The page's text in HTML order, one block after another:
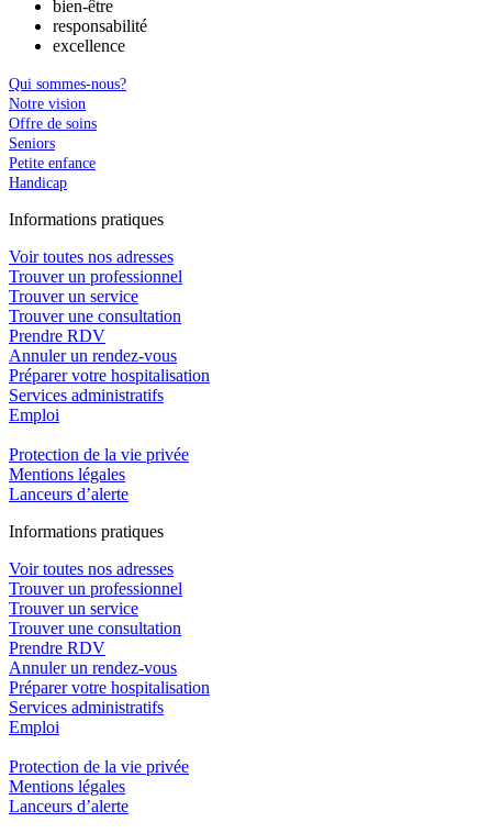
bien-être
responsabilité
excellence
Qui sommes-nous?
Notre vision
Offre de soins
Seniors
Petite enfance
Handicap
Informations pratiques
Voir toutes nos adresses
Trouver un professionnel
Trouver un service
Trouver une consultation
Prendre RDV
Annuler un rendez-vous
Préparer votre hospitalisation
Services administratifs
Emploi​
Protection de la vie privée
Mentions légales
Lanceurs d’alerte
Informations pratiques
Voir toutes nos adresses
Trouver un professionnel
Trouver un service
Trouver une consultation
Prendre RDV
Annuler un rendez-vous
Préparer votre hospitalisation
Services administratifs
Emploi​
Protection de la vie privée
Mentions légales
Lanceurs d’alerte